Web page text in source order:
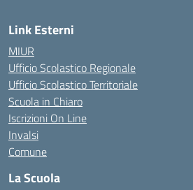
Link Esterni
MIUR
Ufficio Scolastico Regionale
Ufficio Scolastico Territoriale
Scuola in Chiaro
Iscrizioni On Line
Invalsi
Comune
La Scuola